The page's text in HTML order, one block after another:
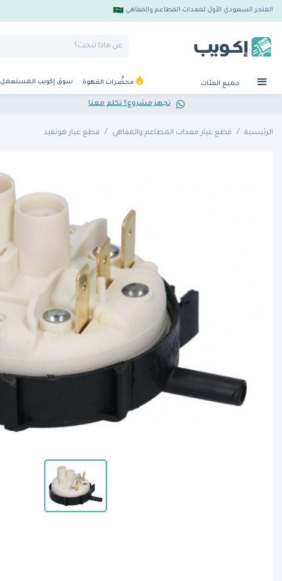
المتجر السعودي الأول لمعدات المطاعم والمقاهي
جميع الفئات محضِّرات القهوة سوق إكويب المستعمل
تجهز مشروع؟ تكلم معنا
الرئيسية قطع غيار معدات المطاعم والمقاهي قطع غيار هونفيد